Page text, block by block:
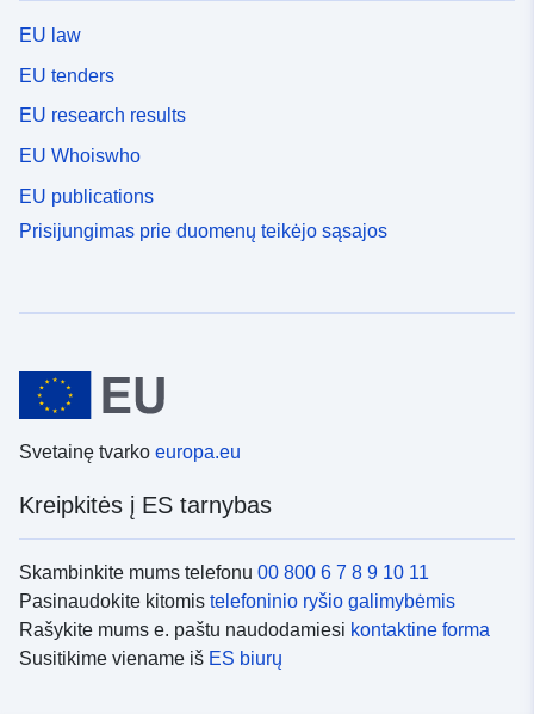
EU law
EU tenders
EU research results
EU Whoiswho
EU publications
Prisijungimas prie duomenų teikėjo sąsajos
Svetainę tvarko europa.eu
Kreipkitės į ES tarnybas
Skambinkite mums telefonu 00 800 6 7 8 9 10 11
Pasinaudokite kitomis telefoninio ryšio galimybėmis
Rašykite mums e. paštu naudodamiesi kontaktine forma
Susitikime viename iš ES biurų